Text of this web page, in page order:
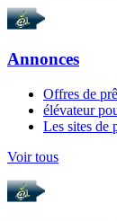
Annonces
Offres de
élévateur
Les sites de
Voir tous